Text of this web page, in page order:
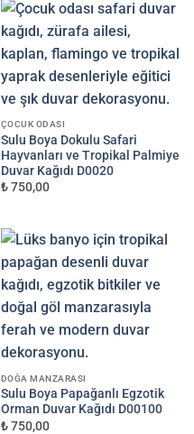
ÇOCUK ODASI
Sulu Boya Dokulu Safari
Hayvanları ve Tropikal Palmiye
Duvar Kağıdı D0020
₺ 750,00
DOĞA MANZARASI
Sulu Boya Papağanlı Egzotik
Orman Duvar Kağıdı D00100
₺ 750,00